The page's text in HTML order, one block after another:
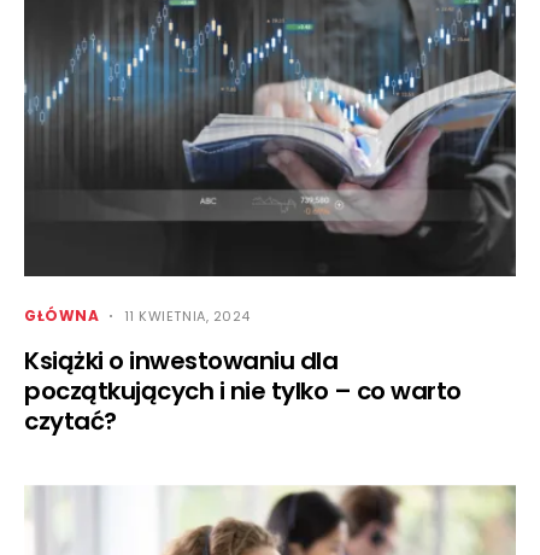
GŁÓWNA 11 KWIETNIA, 2024
Książki o inwestowaniu dla
początkujących i nie tylko – co warto
czytać?